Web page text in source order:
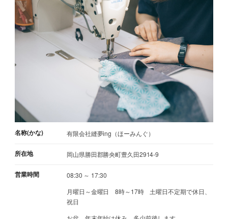
名称(かな) 有限会社縫夢ing（ほーみんぐ）
所在地 岡山県勝田郡勝央町豊久田2914-9
営業時間
08:30 ～ 17:30
月曜日～金曜日 8時～17時 土曜日不定期で休日、
祝日